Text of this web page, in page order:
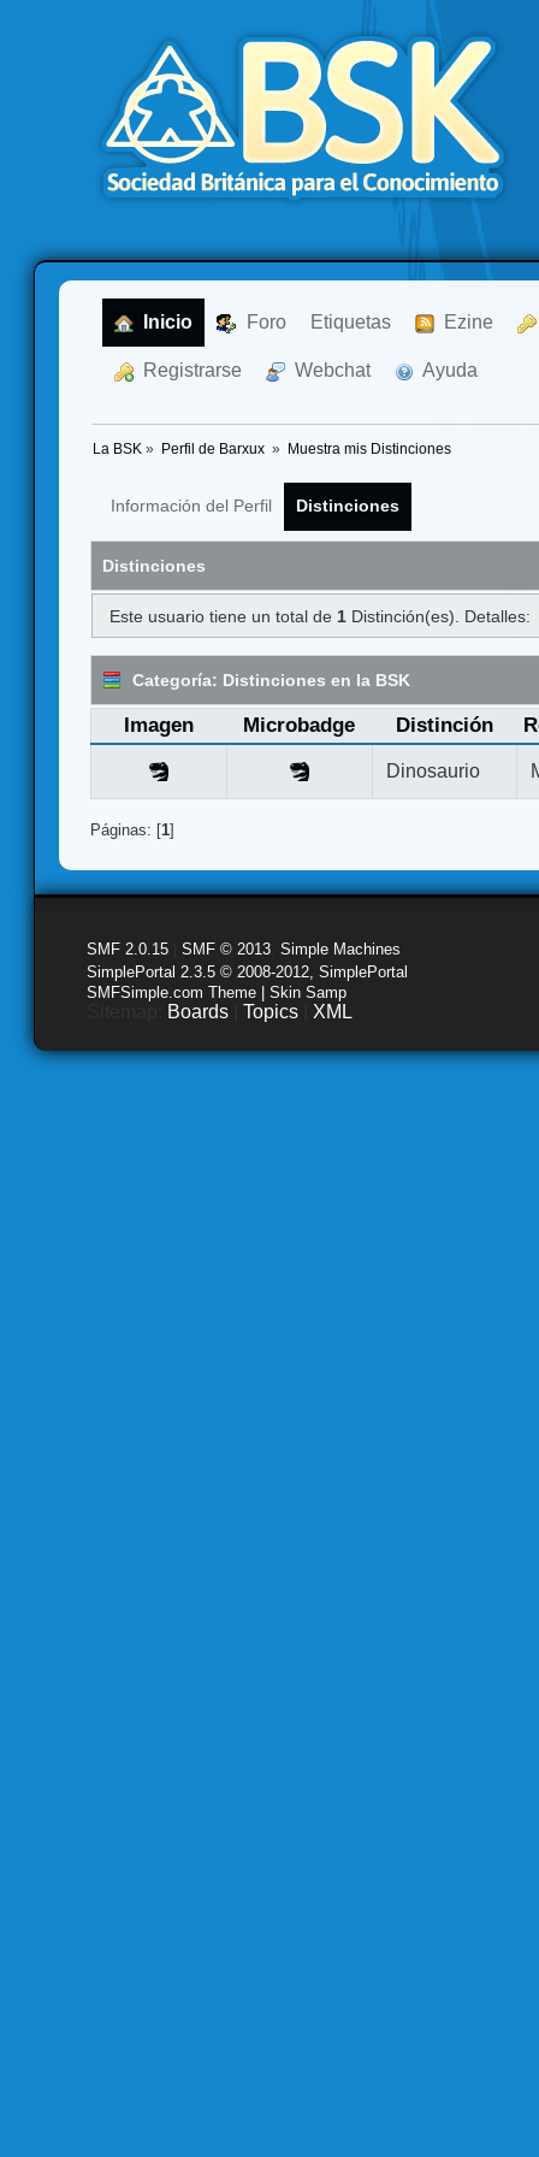
Inicio Foro Etiquetas Ezine
Registrarse Webchat Ayuda
La BSK » Perfil de Barxux » Muestra mis Distinciones
Información del Perfil Distinciones
Distinciones
Este usuario tiene un total de 1 Distinción(es). Detalles:
Categoría: Distinciones en la BSK
Imagen Microbadge Distinción
Dinosaurio
Páginas: [1]
SMF 2.0.15 SMF © 2013 Simple Machines
SimplePortal 2.3.5 © 2008-2012, SimplePortal
SMFSimple.com Theme | Skin Samp
Boards Topics XML